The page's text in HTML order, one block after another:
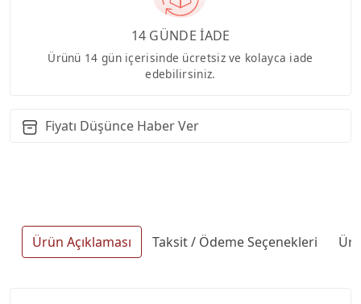
14 GÜNDE İADE
Ürünü 14 gün içerisinde ücretsiz ve kolayca iade
edebilirsiniz.
Fiyatı Düşünce Haber Ver
Ürün Açıklaması Taksit / Ödeme Seçenekleri